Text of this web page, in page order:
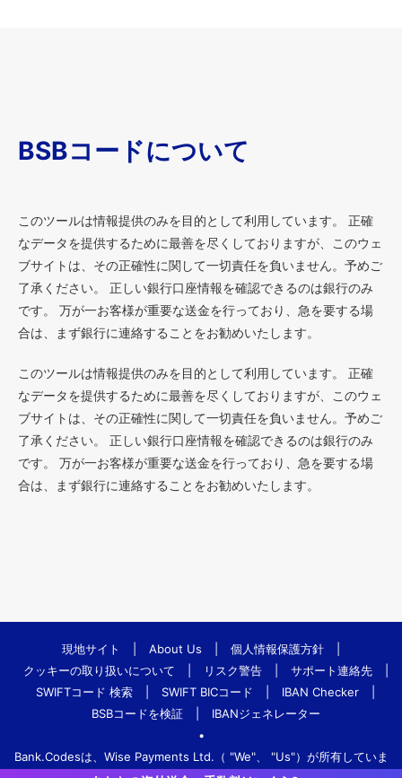
BSBコードについて
このツールは情報提供のみを目的として利用しています。 正確
なデータを提供するために最善を尽くしておりますが、このウェ
ブサイトは、その正確性に関して一切責任を負いません。予めご
了承ください。 正しい銀行口座情報を確認できるのは銀行のみ
です。 万が一お客様が重要な送金を行っており、急を要する場
合は、まず銀行に連絡することをお勧めいたします。
このツールは情報提供のみを目的として利用しています。 正確
なデータを提供するために最善を尽くしておりますが、このウェ
ブサイトは、その正確性に関して一切責任を負いません。予めご
了承ください。 正しい銀行口座情報を確認できるのは銀行のみ
です。 万が一お客様が重要な送金を行っており、急を要する場
合は、まず銀行に連絡することをお勧めいたします。
現地サイト About Us 個人情報保護方針
クッキーの取り扱いについて
リスク警告 サポート連絡先
SWIFTコード 検索
SWIFT BICコード IBAN Checker
BSBコードを検証
IBANジェネレーター
•
Bank.Codesは、Wise Payments Ltd.（ "We"、 "Us"）が所有していま